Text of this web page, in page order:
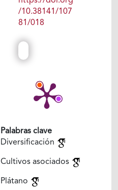
/10.38141/107
81/018
Palabras clave
Diversificación
Cultivos asociados
Plátano